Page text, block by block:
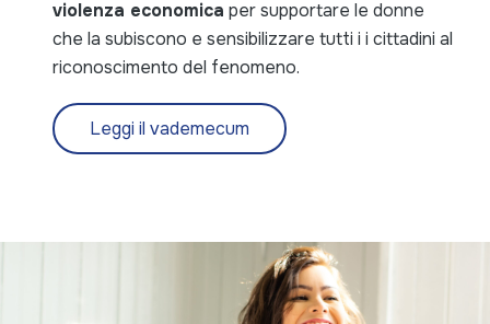
violenza economica per supportare le donne
che la subiscono e sensibilizzare tutti i i cittadini al
riconoscimento del fenomeno.
Leggi il vademecum